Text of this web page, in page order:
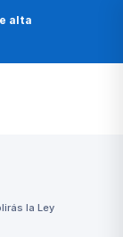
alta
la Ley